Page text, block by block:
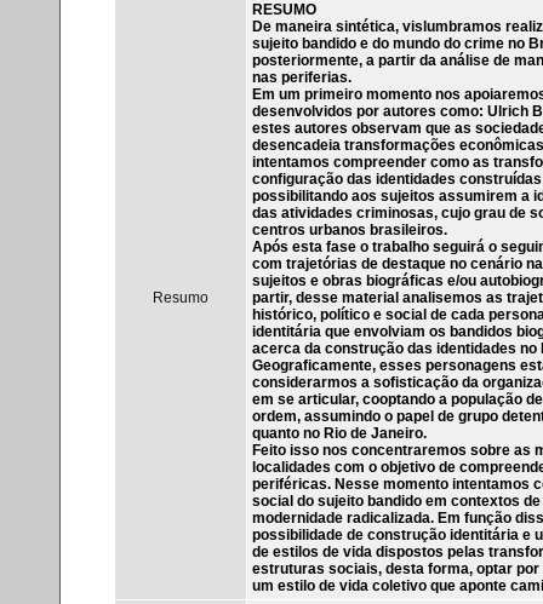
Resumo
RESUMO
De maneira sintética, vislumbramos
sujeito bandido e do mundo do crime no
posteriormente, a partir da análise de
nas periferias.
Em um primeiro momento nos
desenvolvidos por autores como: Ulrich
estes autores observam que as
desencadeia transformações
intentamos compreender como as
configuração das identidades
possibilitando aos sujeitos assumirem a
das atividades criminosas, cujo grau de
centros urbanos brasileiros.
Após esta fase o trabalho seguirá o
com trajetórias de destaque no cenário
sujeitos e obras biográficas e/ou
partir, desse material analisemos as
histórico, político e social de cada
identitária que envolviam os bandidos
acerca da construção das identidades
Geograficamente, esses personagens
considerarmos a sofisticação da
em se articular, cooptando a população
ordem, assumindo o papel de grupo
quanto no Rio de Janeiro.
Feito isso nos concentraremos sobre as
localidades com o objetivo de
periféricas. Nesse momento intentamos
social do sujeito bandido em contextos de
modernidade radicalizada. Em função
possibilidade de construção identitária e
de estilos de vida dispostos pelas
estruturas sociais, desta forma, optar
um estilo de vida coletivo que aponte